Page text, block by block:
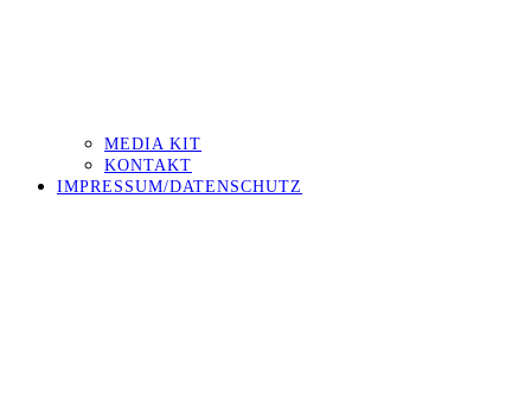
MEDIA KIT
KONTAKT
IMPRESSUM/DATENSCHUTZ